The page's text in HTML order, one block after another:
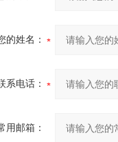
的姓名：
系电话：
用邮箱：